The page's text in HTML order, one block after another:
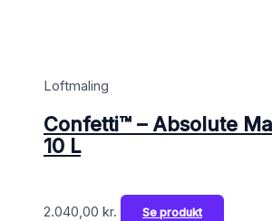
Loftmaling
Confetti™ – Absolute
10 L
2.040,00 kr. Se produkt